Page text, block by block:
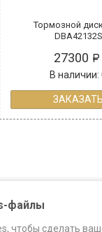
Тормозной
DBA42132S
27300
В наличии:
ЗАКАЗАТЬ
файлы
чтобы сделать